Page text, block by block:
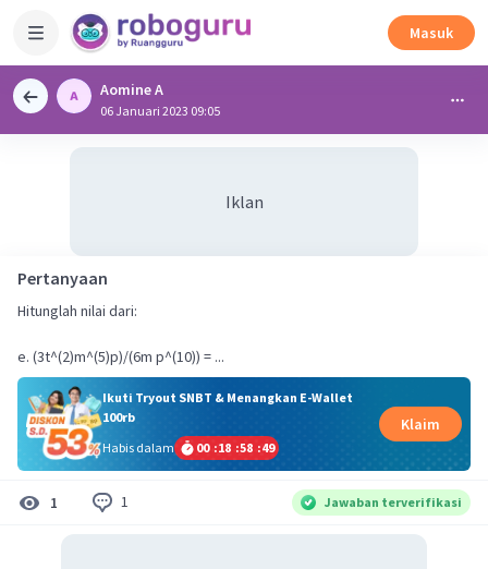
Masuk
Aomine A
06 Januari 2023 09:05
Iklan
Pertanyaan
Hitunglah nilai dari:
e. (3t^(2)m^(5)p)/(6m p^(10)) = ...
Ikuti Tryout SNBT & Menangkan E-Wallet
100rb
Habis dalam
00 :18 :58 :48
Klaim
1 1 Jawaban terverifikasi